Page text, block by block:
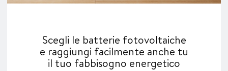
Scegli le batterie fotovoltaiche
e raggiungi facilmente anche tu
il tuo fabbisogno energetico